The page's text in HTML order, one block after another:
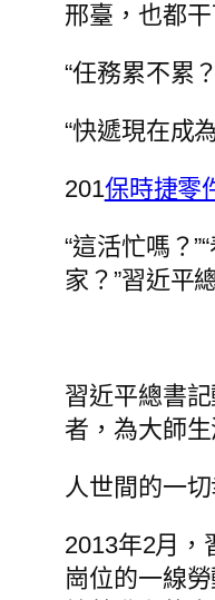
邢臺，也都
“任務累不累
“快遞現在成
201保時捷零
“這活忙嗎？
家？”習近平
習近平總書
者，為大師
人世間的一
2013年2月，
崗位的一線